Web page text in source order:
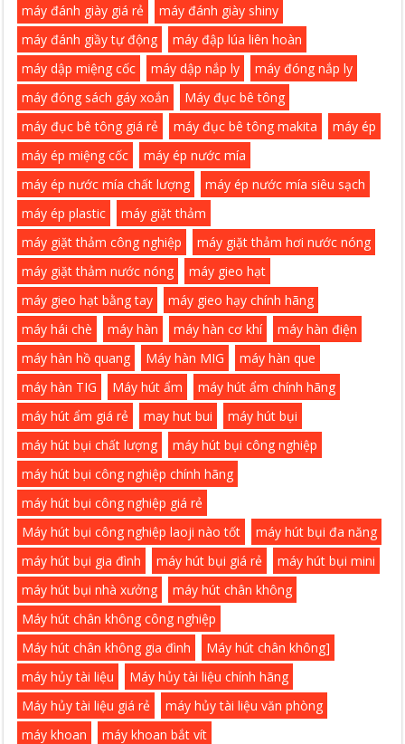
máy đánh giày giá rẻ
máy đánh giày shiny
máy đánh giầy tự động
máy đập lúa liên hoàn
máy dập miệng cốc
máy dập nắp ly
máy đóng nắp ly
máy đóng sách gáy xoắn
Máy đục bê tông
máy đục bê tông giá rẻ
máy đục bê tông makita
máy ép
máy ép miệng cốc
máy ép nước mía
máy ép nước mía chất lượng
máy ép nước mía siêu sạch
máy ép plastic
máy giặt thảm
máy giặt thảm công nghiệp
máy giặt thảm hơi nước nóng
máy giặt thảm nước nóng
máy gieo hạt
máy gieo hạt bằng tay
máy gieo hạy chính hãng
máy hái chè
máy hàn máy hàn cơ khí
máy hàn điện
máy hàn hồ quang
Máy hàn MIG
máy hàn que
máy hàn TIG
Máy hút ẩm
máy hút ẩm chính hãng
máy hút ẩm giá rẻ
may hut bui
máy hút bụi
máy hút bụi chất lượng
máy hút bụi công nghiệp
máy hút bụi công nghiệp chính hãng
máy hút bụi công nghiệp giá rẻ
Máy hút bụi công nghiệp laoji nào tốt
máy hút bụi đa năng
máy hút bụi gia đình
máy hút bụi giá rẻ
máy hút bụi mini
máy hút bụi nhà xưởng
máy hút chân không
Máy hút chân không công nghiệp
Máy hút chân không gia đình
Máy hút chân không]
máy hủy tài liệu
Máy hủy tài liệu chính hãng
Máy hủy tài liệu giá rẻ
máy hủy tài liệu văn phòng
máy khoan
máy khoan bắt vít